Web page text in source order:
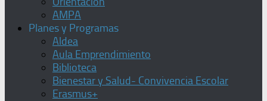
AMPA
Planes y Programas
Aldea
Aula Emprendimiento
Biblioteca
Bienestar y Salud- Convivencia Escolar
Erasmus+